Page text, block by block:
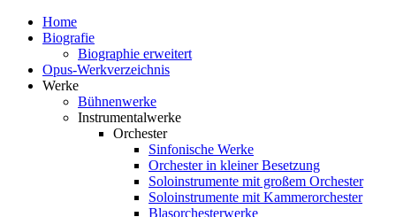
Home
Biografie
Biographie erweitert
Opus-Werkverzeichnis
Werke
Bühnenwerke
Instrumentalwerke
Orchester
Sinfonische Werke
Orchester in kleiner Besetzung
Soloinstrumente mit großem Orchester
Soloinstrumente mit Kammerorchester
Blasorchesterwerke